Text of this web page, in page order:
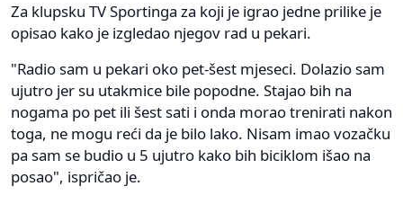
Za klupsku TV Sportinga za koji je igrao jedne prilike je
opisao kako je izgledao njegov rad u pekari.
"Radio sam u pekari oko pet-šest mjeseci. Dolazio sam
ujutro jer su utakmice bile popodne. Stajao bih na
nogama po pet ili šest sati i onda morao trenirati nakon
toga, ne mogu reći da je bilo lako. Nisam imao vozačku
pa sam se budio u 5 ujutro kako bih biciklom išao na
posao", ispričao je.